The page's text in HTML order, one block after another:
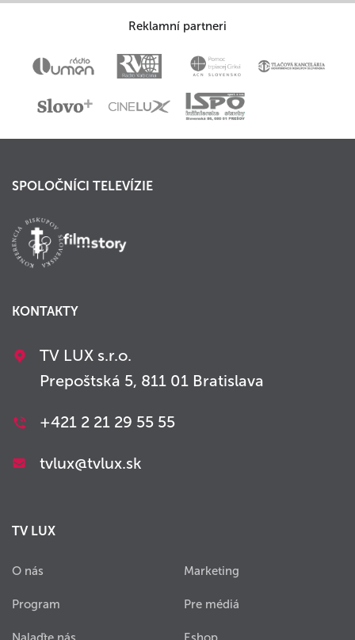
Reklamní partneri
SPOLOČNÍCI TELEVÍZIE
KONTAKTY
TV LUX s.r.o.
Prepoštská 5, 811 01 Bratislava
+421 2 21 29 55 55
tvlux@tvlux.sk
TV LUX
O nás
Program
Marketing
Pre médiá